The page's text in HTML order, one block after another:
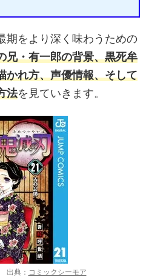
期をより深く味わうための
兄・有一郎の背景、黒死牟
かれ方、声優情報、そして
法を見ていきます。
出典： コミックシーモア